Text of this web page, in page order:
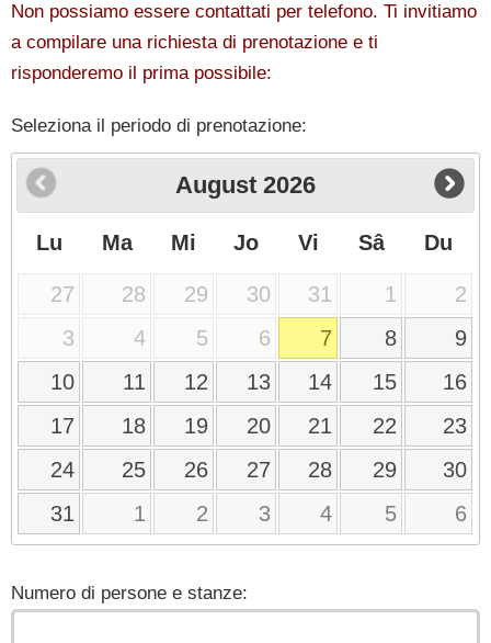
Non possiamo essere contattati per telefono. Ti invitiamo
a compilare una richiesta di prenotazione e ti
risponderemo il prima possibile:
Seleziona il periodo di prenotazione:
August 2026
Lu Ma Mi Jo Vi Sâ Du
27 28 29 30 31 1
2
3
4 5 6 7 8
9
10
11 12 13 14 15
16
17
18 19 20 21 22
23
24
25 26 27 28 29
30
31
1 2 3 4 5 6
Numero di persone e stanze: